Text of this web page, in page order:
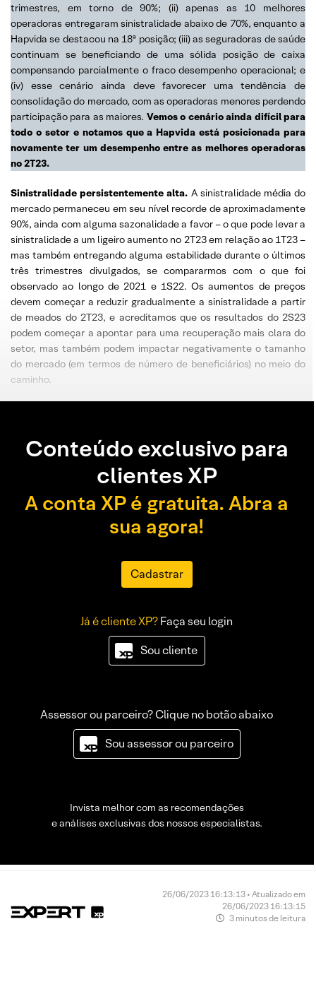
trimestres, em torno de 90%; (ii) apenas as 10 melhores
operadoras entregaram sinistralidade abaixo de 70%, enquanto a
Hapvida se destacou na 18ª posição; (iii) as seguradoras de saúde
continuam se beneficiando de uma sólida posição de caixa
compensando parcialmente o fraco desempenho operacional; e
(iv) esse cenário ainda deve favorecer uma tendência de
consolidação do mercado, com as operadoras menores perdendo
participação para as maiores. Vemos o cenário ainda difícil para
todo o setor e notamos que a Hapvida está posicionada para
novamente ter um desempenho entre as melhores operadoras
no 2T23.
Sinistralidade persistentemente alta. A sinistralidade média do
mercado permaneceu em seu nível recorde de aproximadamente
90%, ainda com alguma sazonalidade a favor – o que pode levar a
sinistralidade a um ligeiro aumento no 2T23 em relação ao 1T23 –
mas também entregando alguma estabilidade durante o últimos
três trimestres divulgados, se compararmos com o que foi
observado ao longo de 2021 e 1S22. Os aumentos de preços
devem começar a reduzir gradualmente a sinistralidade a partir
de meados do 2T23, e acreditamos que os resultados do 2S23
podem começar a apontar para uma recuperação mais clara do
setor, mas também podem impactar negativamente o tamanho
do mercado (em termos de número de beneficiários) no meio do
caminho.
Conteúdo exclusivo para
clientes XP
A conta XP é gratuita. Abra a
sua agora!
Cadastrar
Já é cliente XP?Faça seu login
Sou cliente
Assessor ou parceiro? Clique no botão abaixo
Sou assessor ou parceiro
Invista melhor com as recomendações
e análises exclusivas dos nossos especialistas.
26/06/2023 16:13:13 • Atualizado em
26/06/2023 16:13:15
3 minutos de leitura